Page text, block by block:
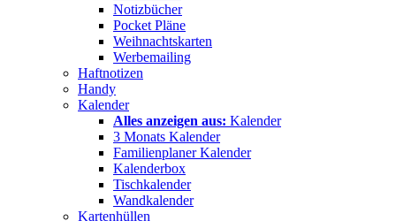
Notizbücher
Pocket Pläne
Weihnachtskarten
Werbemailing
Haftnotizen
Handy
Kalender
Alles anzeigen aus: Kalender
3 Monats Kalender
Familienplaner Kalender
Kalenderbox
Tischkalender
Wandkalender
Kartenhüllen